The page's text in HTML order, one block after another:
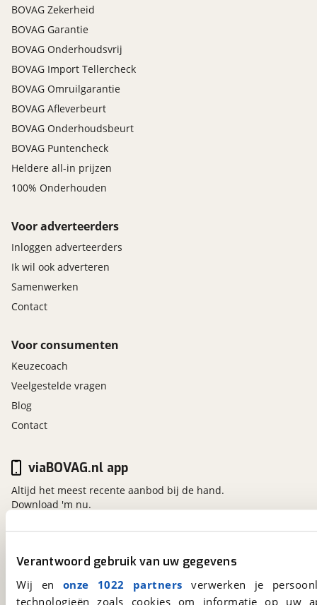
Verantwoord gebruik van uw gegevens
Wij en onze 1022 partners verwerken je
technologieën zoals cookies om informatie op
BOVAG Zekerheid
BOVAG Garantie
BOVAG Onderhoudsvrij
BOVAG Import Tellercheck
BOVAG Omruilgarantie
BOVAG Afleverbeurt
BOVAG Onderhoudsbeurt
BOVAG Puntencheck
Heldere all-in prijzen
100% Onderhouden
Voor adverteerders
Inloggen adverteerders
Ik wil ook adverteren
Samenwerken
Contact
Voor consumenten
Keuzecoach
Veelgestelde vragen
Blog
Contact
viaBOVAG.nl
Kosterijland15
3981 AJ
Bunnik
viaBOVAG.nl app
Altijd het meest recente aanbod bij de hand.
Download 'm nu.